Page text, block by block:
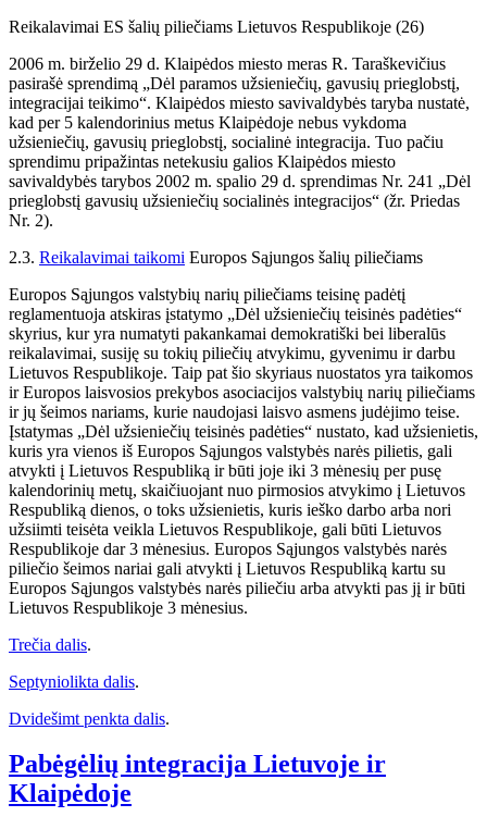
Reikalavimai ES šalių piliečiams Lietuvos Respublikoje (26)
2006 m. birželio 29 d. Klaipėdos miesto meras R. Taraškevičius
pasirašė sprendimą „Dėl paramos užsieniečių, gavusių prieglobstį,
integracijai teikimo“. Klaipėdos miesto savivaldybės taryba nustatė,
kad per 5 kalendorinius metus Klaipėdoje nebus vykdoma
užsieniečių, gavusių prieglobstį, socialinė integracija. Tuo pačiu
sprendimu pripažintas netekusiu galios Klaipėdos miesto
savivaldybės tarybos 2002 m. spalio 29 d. sprendimas Nr. 241 „Dėl
prieglobstį gavusių užsieniečių socialinės integracijos“ (žr. Priedas
Nr. 2).
2.3. Reikalavimai taikomi Europos Sąjungos šalių piliečiams
Europos Sąjungos valstybių narių piliečiams teisinę padėtį
reglamentuoja atskiras įstatymo „Dėl užsieniečių teisinės padėties“
skyrius, kur yra numatyti pakankamai demokratiški bei liberalūs
reikalavimai, susiję su tokių piliečių atvykimu, gyvenimu ir darbu
Lietuvos Respublikoje. Taip pat šio skyriaus nuostatos yra taikomos
ir Europos laisvosios prekybos asociacijos valstybių narių piliečiams
ir jų šeimos nariams, kurie naudojasi laisvo asmens judėjimo teise.
Įstatymas „Dėl užsieniečių teisinės padėties“ nustato, kad užsienietis,
kuris yra vienos iš Europos Sąjungos valstybės narės pilietis, gali
atvykti į Lietuvos Respubliką ir būti joje iki 3 mėnesių per pusę
kalendorinių metų, skaičiuojant nuo pirmosios atvykimo į Lietuvos
Respubliką dienos, o toks užsienietis, kuris ieško darbo arba nori
užsiimti teisėta veikla Lietuvos Respublikoje, gali būti Lietuvos
Respublikoje dar 3 mėnesius. Europos Sąjungos valstybės narės
piliečio šeimos nariai gali atvykti į Lietuvos Respubliką kartu su
Europos Sąjungos valstybės narės piliečiu arba atvykti pas jį ir būti
Lietuvos Respublikoje 3 mėnesius.
Trečia dalis.
Septyniolikta dalis.
Dvidešimt penkta dalis.
Pabėgėlių integracija Lietuvoje ir
Klaipėdoje